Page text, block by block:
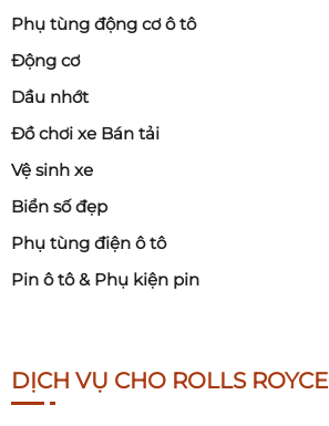
Phụ tùng động cơ ô tô
Động cơ
Dầu nhớt
Đồ chơi xe Bán tải
Vệ sinh xe
Biển số đẹp
Phụ tùng điện ô tô
Pin ô tô & Phụ kiện pin
DỊCH VỤ CHO ROLLS ROYCE